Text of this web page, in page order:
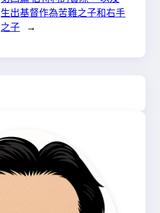
生出基督作為苦難之子和右手
之子
→